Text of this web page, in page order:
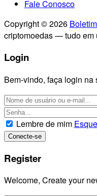
Fale Conosco
Copyright © 2026
criptomoedas — tudo em
Login
Bem-vindo, faça login na
Lembre de mim
Register
Welcome, Create your